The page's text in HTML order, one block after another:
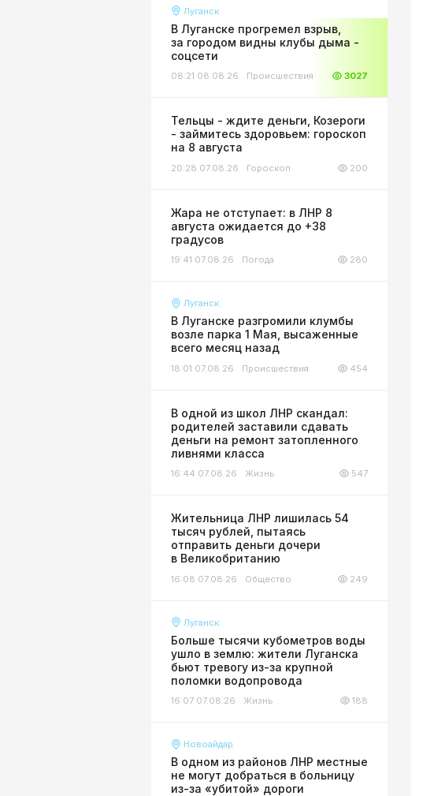
Луганск
В Луганске прогремел взрыв,
за городом видны клубы дыма -
соцсети
08:21 08.08.26 Происшествия 3027
Тельцы - ждите деньги, Козероги
- займитесь здоровьем: гороскоп
на 8 августа
20:28 07.08.26 Гороскоп 200
Жара не отступает: в ЛНР 8
августа ожидается до +38
градусов
19:41 07.08.26 Погода 280
Луганск
В Луганске разгромили клумбы
возле парка 1 Мая, высаженные
всего месяц назад
18:01 07.08.26 Происшествия 454
В одной из школ ЛНР скандал:
родителей заставили сдавать
деньги на ремонт затопленного
ливнями класса
16:44 07.08.26 Жизнь 547
Жительница ЛНР лишилась 54
тысяч рублей, пытаясь
отправить деньги дочери
в Великобританию
16:08 07.08.26 Общество 249
Луганск
Больше тысячи кубометров воды
ушло в землю: жители Луганска
бьют тревогу из-за крупной
поломки водопровода
16:07 07.08.26 Жизнь 188
Новоайдар
В одном из районов ЛНР местные
не могут добраться в больницу
из-за «убитой» дороги